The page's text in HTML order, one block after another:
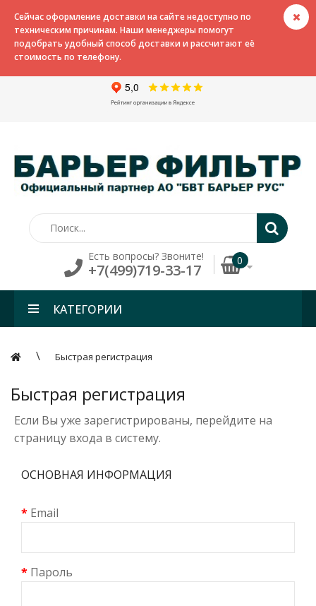
Сейчас оформление доставки на сайте недоступно по
техническим причинам. Наши менеджеры помогут
подобрать удобный способ доставки и рассчитают её
стоимость по телефону.
Есть вопросы? Звоните!
+7(499)719-33-17
0
КАТЕГОРИИ
Быстрая регистрация
Быстрая регистрация
Если Вы уже зарегистрированы, перейдите на
страницу входа в систему.
ОСНОВНАЯ ИНФОРМАЦИЯ
Email
Пароль